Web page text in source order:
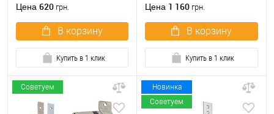
Цена 620 грн.
В корзину
Купить в 1 клик
Цена 1 160 грн.
В корзину
Купить в 1 клик
Советуем
Новинка
Советуем